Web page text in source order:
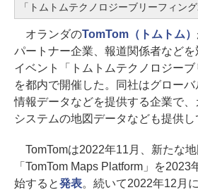
「トムトムテクノロジーブリーフィン
オランダのTomTom（トムトム）
パートナー企業、報道関係者など
イベント「トムトムテクノロジーブ
を都内で開催した。同社はグロー
情報データなどを提供する企業で
システムの地図データなども提供し
TomTomは2022年11月、新たな
「TomTom Maps Platform」を2023
始すると発表。続いて2022年12月